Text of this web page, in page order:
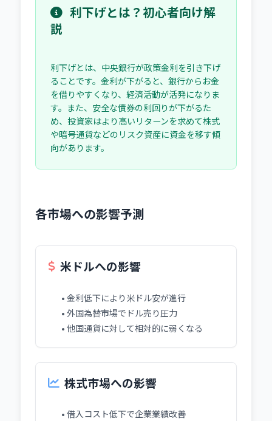
利下げとは？初心者向け解
説
利下げとは、中央銀行が政策金利を引き下げ
ることです。金利が下がると、銀行からお金
を借りやすくなり、経済活動が活発になりま
す。また、安全な債券の利回りが下がるた
め、投資家はより高いリターンを求めて株式
や暗号通貨などのリスク資産に資金を移す傾
向があります。
各市場への影響予測
米ドルへの影響
• 金利低下により米ドル安が進行
• 外国為替市場でドル売り圧力
• 他国通貨に対して相対的に弱くなる
株式市場への影響
• 借入コスト低下で企業業績改善